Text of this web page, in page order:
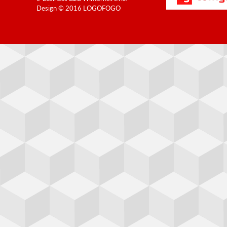
Design © 2016 LOGOFOGO